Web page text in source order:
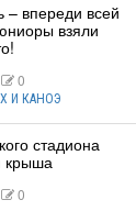
– впереди всей
взяли
0
И КАНОЭ
стадиона
крыша
0